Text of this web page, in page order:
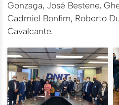
Gonzaga, José Bestene,
Cadmiel Bonfim, Roberto
Cavalcante.